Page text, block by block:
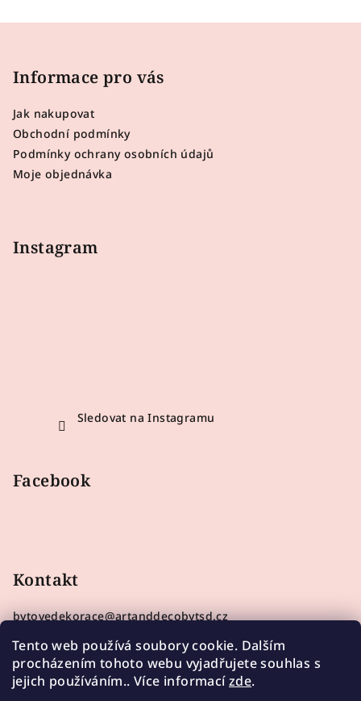
Tento web používá soubory cookie. Dalším
procházením tohoto webu vyjadřujete souhlas s
jejich používáním.. Více informacízde.
Informace pro vás
Jak nakupovat
Obchodní podmínky
Podmínky ochrany osobních údajů
Moje objednávka
Instagram
Sledovat na Instagramu
Facebook
Kontakt
bytovedekorace@artanddecobytsd.cz